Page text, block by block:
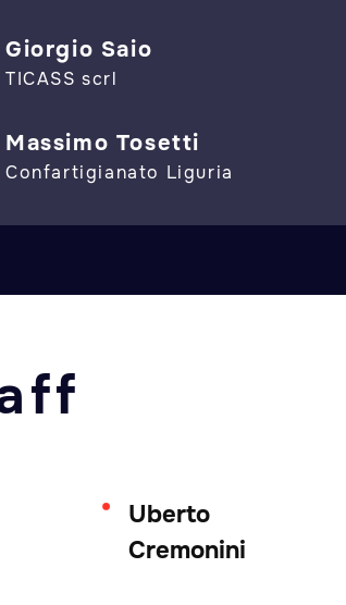
Giorgio Saio
TICASS scrl
Massimo Tosetti
Confartigianato Liguria
Uberto
Cremonini